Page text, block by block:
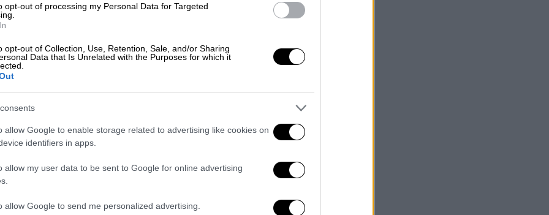
opt-out of processing my Personal Data for Targeted
opt-out of Collection, Use, Retention, Sale, and/or Sharing
Data that Is Unrelated with the Purposes for which it
allow Google to enable storage related to advertising like cookies on
identifiers in apps.
allow my user data to be sent to Google for online advertising
allow Google to send me personalized advertising.
«Βlue Horizon» τον έσπρωξαν ενώ
– για να επιβιβαστεί την ώρα
Πειραιά. Το περιστατικό καταγράφηκε
το πανελλήνιο. Ο πλοίαρχος και ύπαρχος
αφεθεί ελεύθεροι υποπλοίαρχος και
τον Αντώνη.